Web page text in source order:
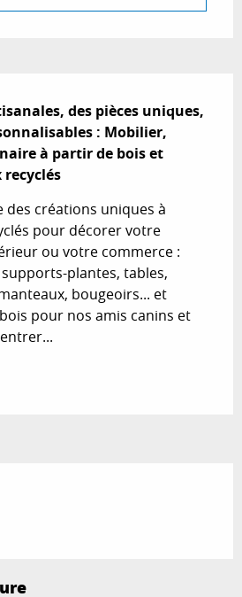
des pièces uniques,
: Mobilier,
à partir de bois et
des créations uniques à
pour décorer votre
ou votre commerce :
plantes, tables,
bougeoirs... et
pour nos amis canins et